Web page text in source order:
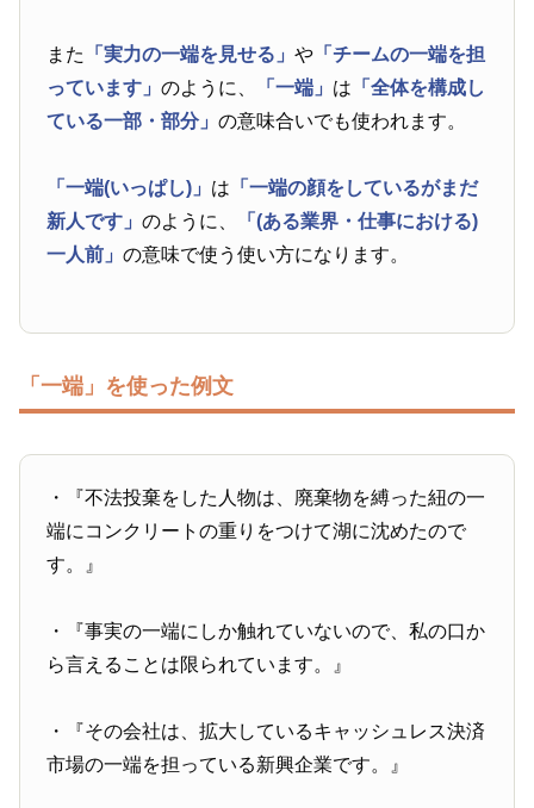
また 「実力の一端を見せる」や 「チームの一端を担
っています」のように、 「一端」 は 「全体を構成し
ている一部・部分」の意味合いでも使われます。
「一端(いっぱし)」 は 「一端の顔をしているがまだ
新人です」のように、
「(ある業界・仕事における)
一人前」の意味で使う使い方になります。
「一端」を使った例文
・『不法投棄をした人物は、廃棄物を縛った紐の一
端にコンクリートの重りをつけて湖に沈めたので
す。』
・『事実の一端にしか触れていないので、私の口か
ら言えることは限られています。』
・『その会社は、拡大しているキャッシュレス決済
市場の一端を担っている新興企業です。』